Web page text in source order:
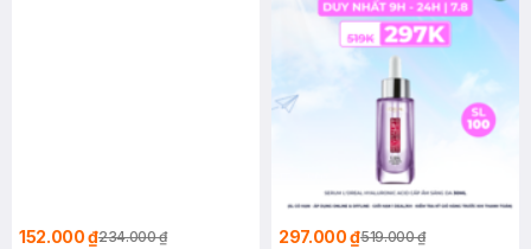
152.000 ₫234.000 ₫ 297.000 ₫519.000 ₫